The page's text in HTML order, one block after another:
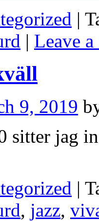
|
| Leave
9, 2019
sitter jag
|
, jazz,